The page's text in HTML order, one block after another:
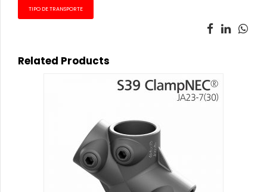
TIPO DE TRANSPORTE
Related Products